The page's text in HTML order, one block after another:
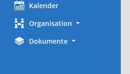
Kalender
Organisation
Dokumente